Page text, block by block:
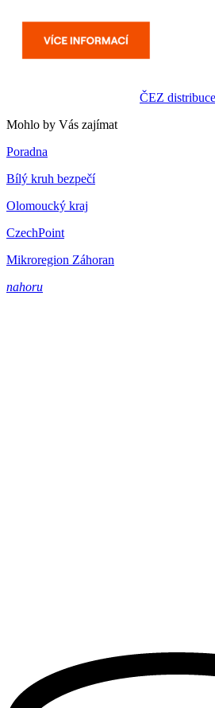
ČEZ distribuce
Mohlo by Vás zajímat
Poradna
Bílý kruh bezpečí
Olomoucký kraj
CzechPoint
Mikroregion Záhoran
nahoru